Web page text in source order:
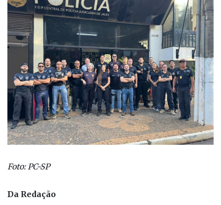
Foto: PC-SP